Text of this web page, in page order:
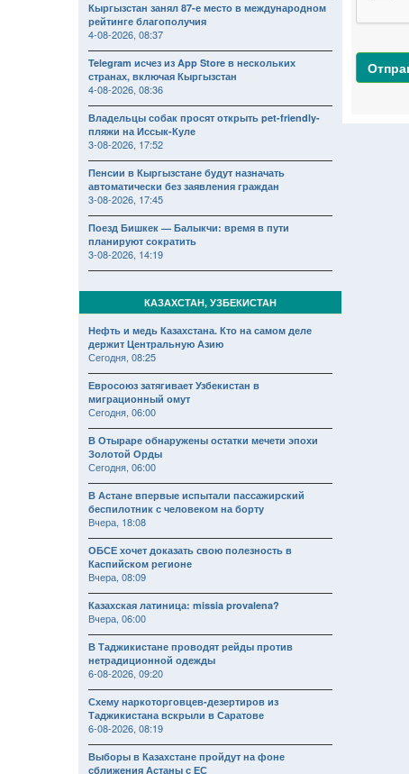
Кыргызстан занял 87-е место в международном
рейтинге благополучия
4-08-2026, 08:37
Telegram исчез из App Store в нескольких
странах, включая Кыргызстан
4-08-2026, 08:36
Владельцы собак просят открыть pet-friendly-
пляжи на Иссык-Куле
3-08-2026, 17:52
Пенсии в Кыргызстане будут назначать
автоматически без заявления граждан
3-08-2026, 17:45
Поезд Бишкек — Балыкчи: время в пути
планируют сократить
3-08-2026, 14:19
КАЗАХСТАН, УЗБЕКИСТАН
Нефть и медь Казахстана. Кто на самом деле
держит Центральную Азию
Сегодня, 08:25
Евросоюз затягивает Узбекистан в
миграционный омут
Сегодня, 06:00
В Отыраре обнаружены остатки мечети эпохи
Золотой Орды
Сегодня, 06:00
В Астане впервые испытали пассажирский
беспилотник с человеком на борту
Вчера, 18:08
ОБСЕ хочет доказать свою полезность в
Каспийском регионе
Вчера, 08:09
Казахская латиница: missia provalena?
Вчера, 06:00
В Таджикистане проводят рейды против
нетрадиционной одежды
6-08-2026, 09:20
Схему наркоторговцев-дезертиров из
Таджикистана вскрыли в Саратове
6-08-2026, 08:19
Выборы в Казахстане пройдут на фоне
сближения Астаны с ЕС